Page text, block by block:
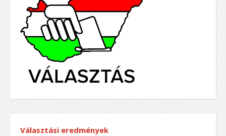
Választási eredmények